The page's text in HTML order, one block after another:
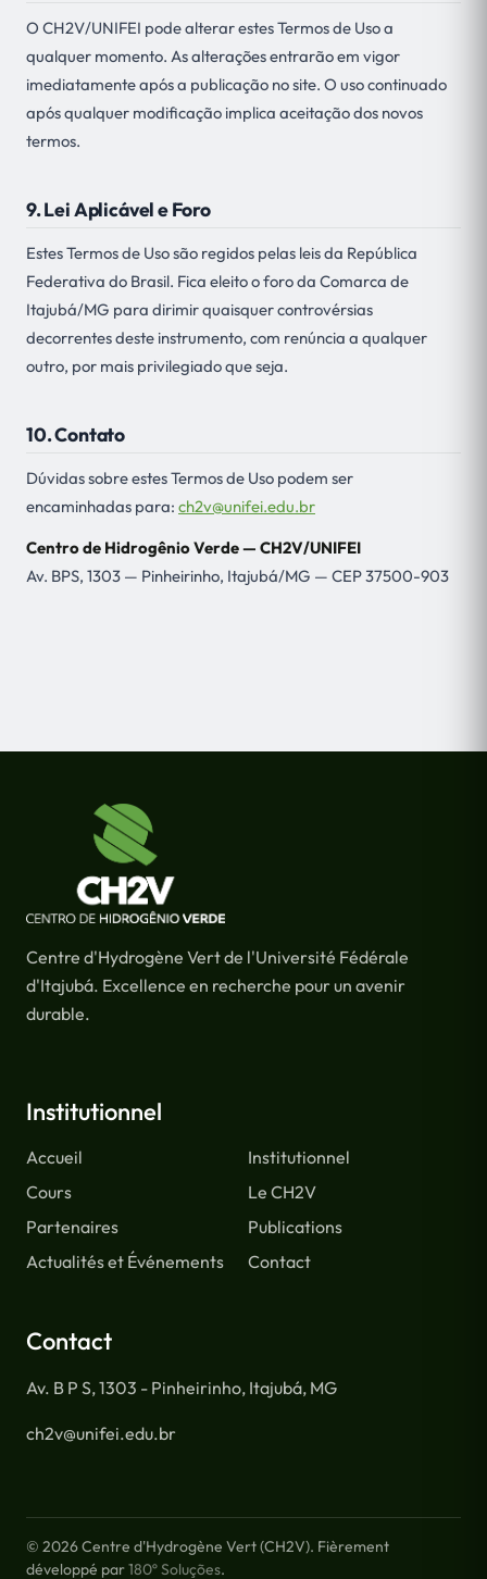
O CH2V/UNIFEI pode alterar estes Termos de Uso a
qualquer momento. As alterações entrarão em vigor
imediatamente após a publicação no site. O uso continuado
após qualquer modificação implica aceitação dos novos
termos.
9. Lei Aplicável e Foro
Estes Termos de Uso são regidos pelas leis da República
Federativa do Brasil. Fica eleito o foro da Comarca de
Itajubá/MG para dirimir quaisquer controvérsias
decorrentes deste instrumento, com renúncia a qualquer
outro, por mais privilegiado que seja.
10. Contato
Dúvidas sobre estes Termos de Uso podem ser
encaminhadas para: ch2v@unifei.edu.br
Centro de Hidrogênio Verde — CH2V/UNIFEI
Av. BPS, 1303 — Pinheirinho, Itajubá/MG — CEP 37500-903
Centre d'Hydrogène Vert de l'Université Fédérale
d'Itajubá. Excellence en recherche pour un avenir
durable.
Institutionnel
Accueil
Institutionnel
Cours
Le CH2V
Partenaires
Publications
Actualités et Événements
Contact
Contact
Av. B P S, 1303 - Pinheirinho, Itajubá, MG
ch2v@unifei.edu.br
© 2026 Centre d'Hydrogène Vert (CH2V). Fièrement
développé par180º Soluções.